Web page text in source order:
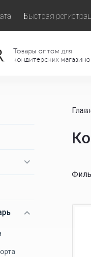
Быстрая
Товары оптом для
кондитерских